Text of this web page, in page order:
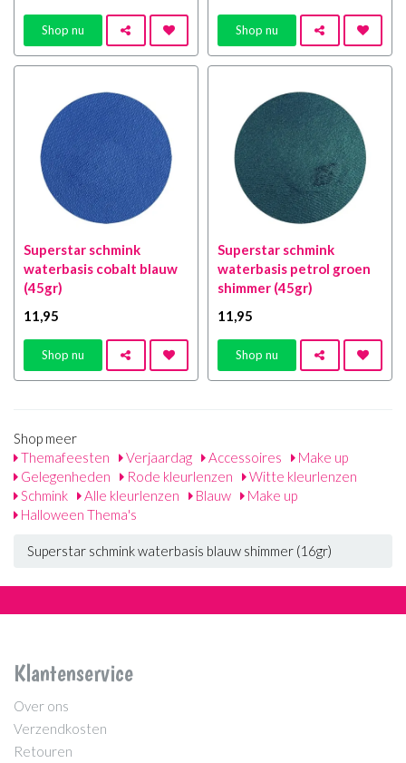
Shop nu Shop nu
Superstar schmink
waterbasis cobalt blauw
(45gr)
11,95
Shop nu
Superstar schmink
waterbasis petrol groen
shimmer (45gr)
11,95
Shop nu
Shop meer
Themafeesten
Verjaardag Accessoires
Make up
Gelegenheden
Rode kleurlenzen
Witte kleurlenzen
Schmink
Alle kleurlenzen Blauw
Make up
Halloween Thema's
Superstar schmink waterbasis blauw shimmer (16gr)
Klantenservice
Over ons
Verzendkosten
Retouren